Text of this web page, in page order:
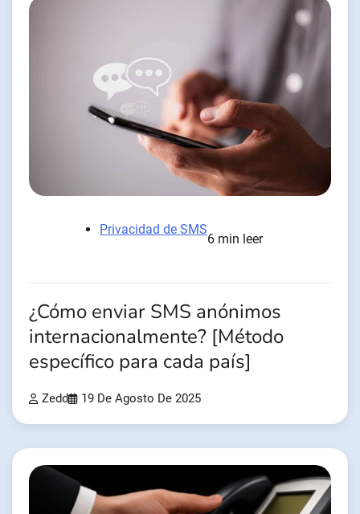
Privacidad de SMS
6 min leer
¿Cómo enviar SMS anónimos
internacionalmente? [Método
específico para cada país]
Zedd 19 De Agosto De 2025